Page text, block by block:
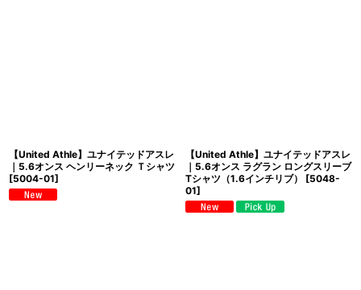
【United Athle】ユナイテッドアスレ
｜5.6オンス ヘンリーネック Ｔシャツ
[5004-01]
【United Athle】ユナイテッドアスレ
｜5.6オンス ラグラン ロングスリーブ
Tシャツ（1.6インチリブ）
[5048-
01]